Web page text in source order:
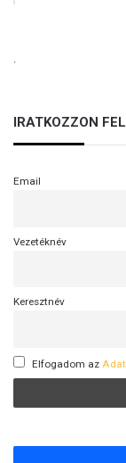
V
E.
IRATKOZZON
Email
Vezetéknév
Keresztnév
Elfogadom az